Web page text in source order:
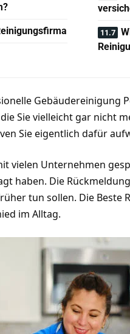
Gebäudereinigung
Sie vielleicht gar nicht
Sie eigentlich dafür
vielen Unternehmen
haben. Die
tun sollen. Die Beste
im Alltag.